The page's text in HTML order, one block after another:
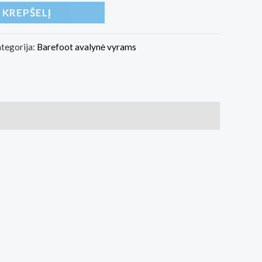
KREPŠELĮ
Barefoot avalynė vyrams